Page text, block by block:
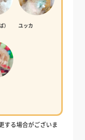
） ユッカ
する場合がございま